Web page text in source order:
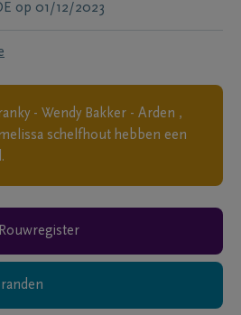
op 01/12/2023
- Wendy Bakker - Arden ,
schelfhout hebben een
Rouwregister